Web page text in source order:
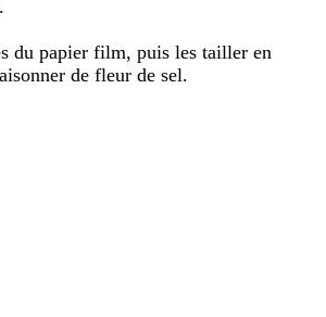
du papier film, puis les tailler en
de fleur de sel.